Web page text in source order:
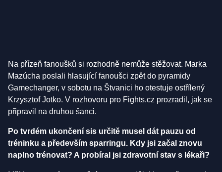
Na přízeň fanoušků si rozhodně nemůže stěžovat. Marka
Mazúcha poslali hlasující fanoušci zpět do pyramidy
Gamechanger, v sobotu na Štvanici ho otestuje ostřílený
Krzysztof Jotko. V rozhovoru pro Fights.cz prozradil, jak se
připravil na druhou šanci.
Po tvrdém ukončení sis určitě musel dát pauzu od
tréninku a především sparringu. Kdy jsi začal znovu
naplno trénovat? A probíral jsi zdravotní stav s lékaři?